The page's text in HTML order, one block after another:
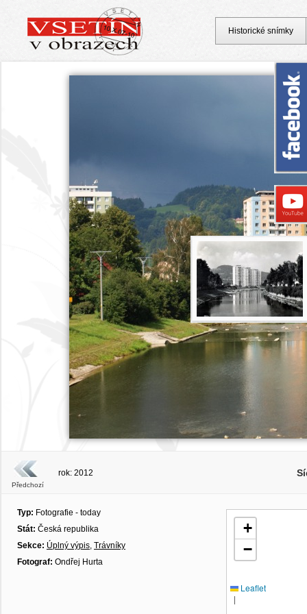
Předchozí
rok: 2012
Typ: Fotografie - today
Stát: Česká republika
Sekce: Úplný výpis, Trávníky
Fotograf: Ondřej Hurta
+
−
Leaflet
|
Historické snímky